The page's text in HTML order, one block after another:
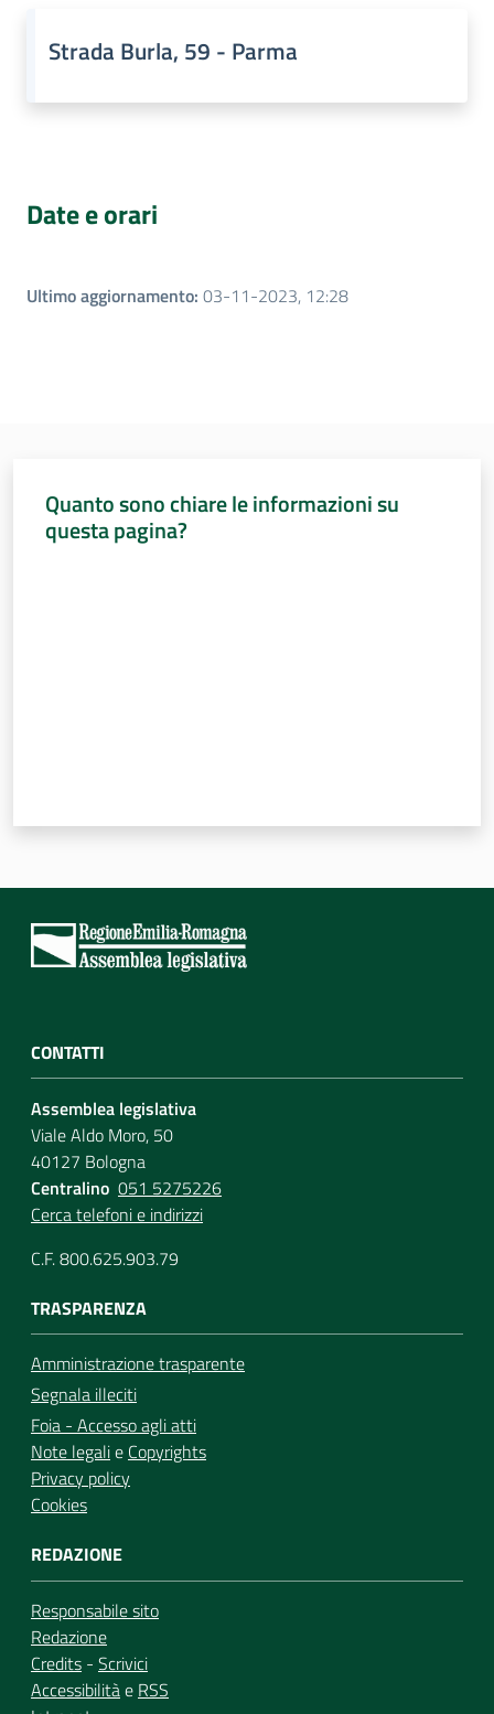
Per i cittadini
Strada Burla, 59 - Parma
Date e orari
Ultimo aggiornamento: 03-11-2023, 12:28
Quanto sono chiare le informazioni su
questa pagina?
CONTATTI
Assemblea legislativa
Viale Aldo Moro, 50
40127 Bologna
Centralino 051 5275226
Cerca telefoni e indirizzi
C.F. 800.625.903.79
TRASPARENZA
Amministrazione trasparente
Segnala illeciti
Foia - Accesso agli atti
Note legalie Copyrights
Privacy policy
Cookies
REDAZIONE
Responsabile sito
Redazione
Credits - Scrivici
Accessibilitàe RSS